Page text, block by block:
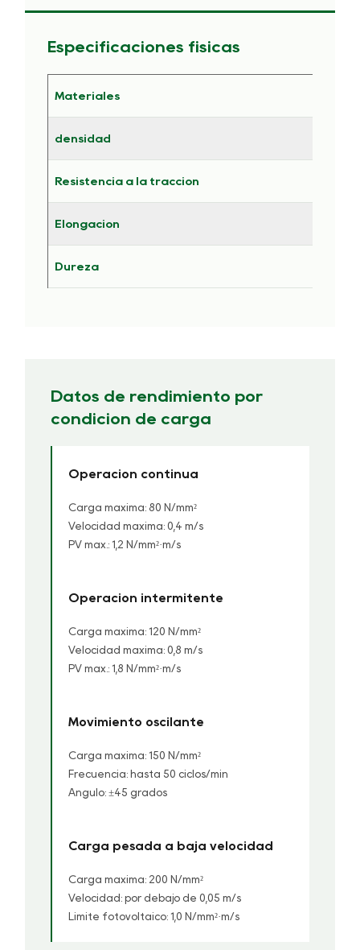
Especificaciones físicas
Materiales
densidad
Resistencia a la tracción
Elongación
Dureza
Datos de rendimiento por
condición de carga
Operación continua
Carga máxima: 80 N/mm²
Velocidad máxima: 0,4 m/s
PV máx.: 1,2 N/mm²·m/s
Operación intermitente
Carga máxima: 120 N/mm²
Velocidad máxima: 0,8 m/s
PV máx.: 1,8 N/mm²·m/s
Movimiento oscilante
Carga máxima: 150 N/mm²
Frecuencia: hasta 50 ciclos/min
Ángulo: ±45 grados
Carga pesada a baja velocidad
Carga máxima: 200 N/mm²
Velocidad: por debajo de 0,05 m/s
Límite fotovoltaico: 1,0 N/mm²·m/s